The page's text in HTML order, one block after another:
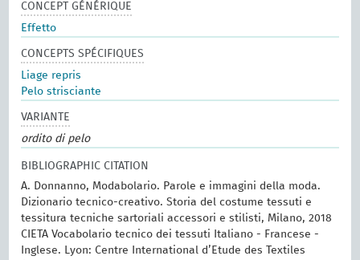
CONCEPT GÉNÉRIQUE
Effetto
CONCEPTS SPÉCIFIQUES
Liage repris
Pelo strisciante
VARIANTE
ordito di pelo
BIBLIOGRAPHIC CITATION
A. Donnanno, Modabolario. Parole e immagini della moda.
Dizionario tecnico-creativo. Storia del costume tessuti e
tessitura tecniche sartoriali accessori e stilisti, Milano, 2018
CIETA Vocabolario tecnico dei tessuti Italiano - Francese -
Inglese. Lyon: Centre International d’Etude des Textiles